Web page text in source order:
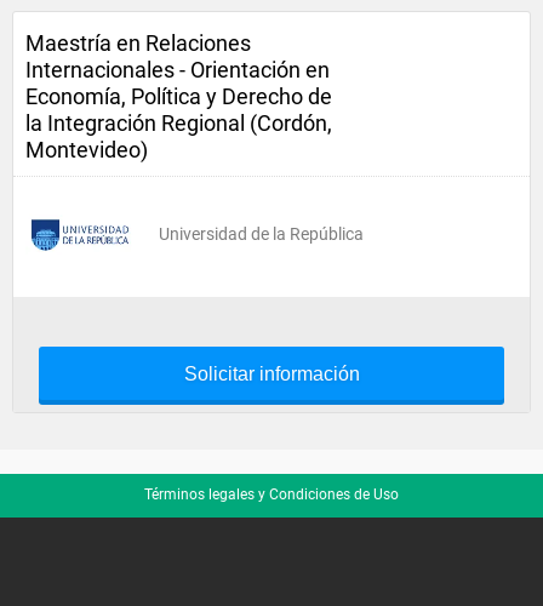
Maestría en Relaciones
Internacionales - Orientación en
Economía, Política y Derecho de
la Integración Regional (Cordón,
Montevideo)
Universidad de la República
Solicitar información
Términos legales y Condiciones de Uso